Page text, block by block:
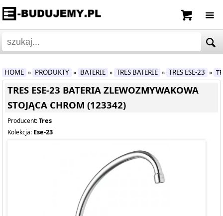
HOME » PRODUKTY » BATERIE » TRES BATERIE » TRES ESE-23 »
TRES ESE-23 BATERIA ZLEWOZMYWAKOWA
STOJĄCA CHROM (123342)
Producent:Tres
Kolekcja: Ese-23